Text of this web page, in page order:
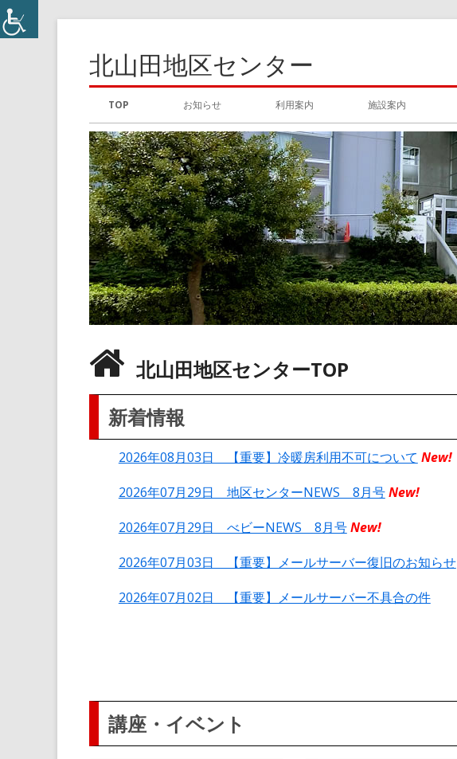
コ
北山田地区センター
イ
ン
メ
ニ
ュ
ー
TOP お知らせ 利用案内 施設案内
北山田地区センターTOP
新着情報
2026年08月03日 【重要】冷暖房利用不可について New!
2026年07月29日 地区センターNEWS 8月号New!
2026年07月29日 べビーNEWS 8月号New!
2026年07月03日 【重要】メールサーバー復旧のお知らせ
2026年07月02日 【重要】メールサーバー不具合の件
講座・イベント